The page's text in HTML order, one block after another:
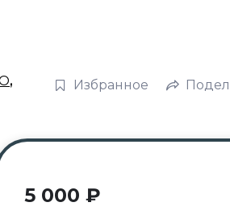
, Избранное
5 000 ₽